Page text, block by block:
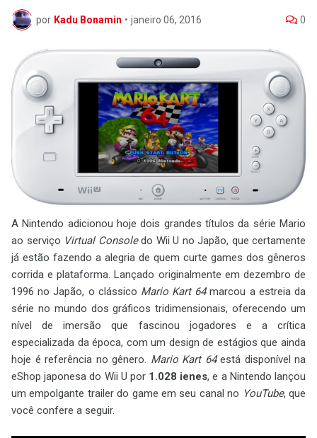
por Kadu Bonamin • janeiro 06, 2016 0
A Nintendo adicionou hoje dois grandes títulos da série Mario
ao serviço Virtual Consoledo Wii U no Japão, que certamente
já estão fazendo a alegria de quem curte games dos gêneros
corrida e plataforma. Lançado originalmente em dezembro de
1996 no Japão, o clássico Mario Kart 64marcou a estreia da
série no mundo dos gráficos tridimensionais, oferecendo um
nível de imersão que fascinou jogadores e a crítica
especializada da época, com um design de estágios que ainda
hoje é referência no gênero. Mario Kart 64está disponível na
eShop japonesa do Wii U por 1.028 ienes, e a Nintendo lançou
um empolgante trailer do game em seu canal no YouTube, que
você confere a seguir.